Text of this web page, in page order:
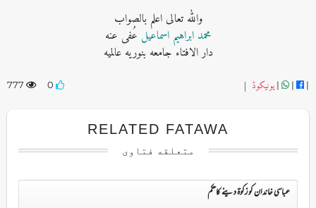
واللہ تعالی اعلم بالصواب
محمد ابراہیم اسماعیل عُفی عنه
دار الافتاء جامعه بنوریه عالمیه
|
|
|یونیکوڈ 0
777
RELATED FATAWA
متعلقه فتاوی
عباسی خاندان کو زکوۃ دینے کاحکم